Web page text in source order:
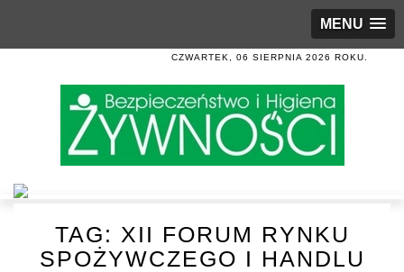
MENU
CZWARTEK, 06 SIERPNIA 2026 ROKU.
TAG: XII FORUM RYNKU
SPOŻYWCZEGO I HANDLU